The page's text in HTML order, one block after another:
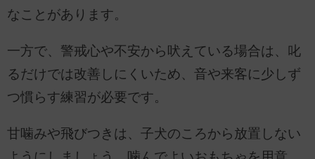
なことがあります。
一方で、警戒心や不安から吠えている場合は、叱
るだけでは改善しにくいため、音や来客に少しず
つ慣らす練習が必要です。
甘噛みや飛びつきは、子犬のころから放置しない